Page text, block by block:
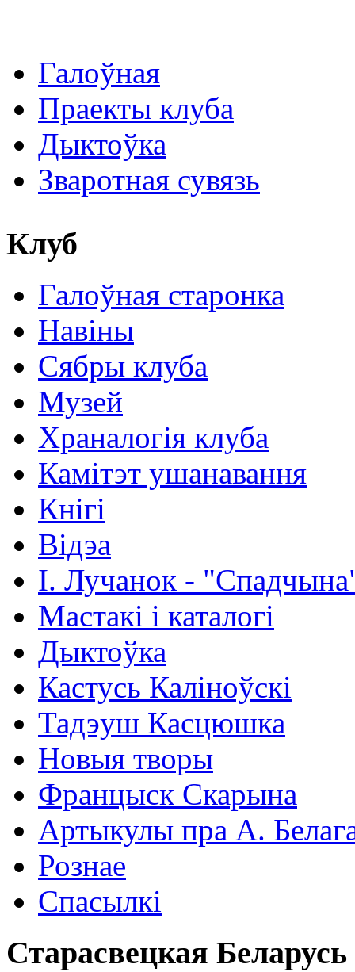
Галоўная
Праекты клуба
Дыктоўка
Зваротная сувязь
Клуб
Галоўная старонка
Навіны
Сябры клуба
Музей
Храналогія клуба
Камітэт ушанавання
Кнігі
Відэа
І. Лучанок -
Мастакі i каталогi
Дыктоўка
Кастусь Каліноўскі
Тадэуш Касцюшка
Новыя творы
Францыск Скарына
Артыкулы пра А.
Рознае
Спасылкі
Старасвецкая Беларусь